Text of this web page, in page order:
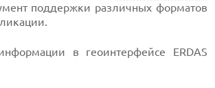
поддержки различных форматов